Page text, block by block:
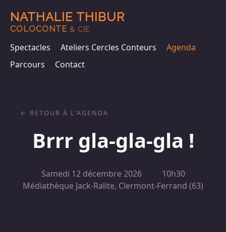
NATHALIE THIBUR
COLOCONTE & CIE
Spectacles Ateliers Cercles Conteurs
Agenda
Parcours
Contact
Brrr gla-gla-gla !
Samedi 12 décembre 2026
10h30
Médiathèque Jack-Ralite, Clermont-Ferrand (63)
RETOUR À L'AGENDA